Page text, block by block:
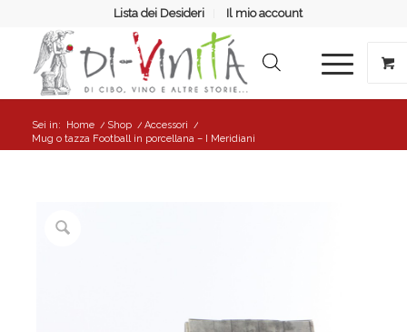
Lista dei Desideri Il mio account
Sei in: Home / Shop / Accessori /
Mug o tazza Football in porcellana – I Meridiani